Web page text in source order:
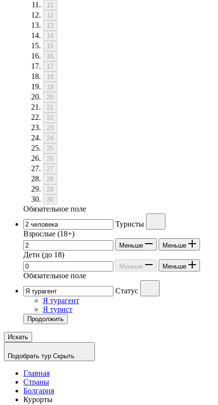
11
12
13
14
15
16
17
18
19
20
21
22
23
24
25
26
27
28
29
30
Обязательное поле
Туристы
Взрослые (18+)
Меньше Меньше
Дети (до 18)
Меньше Меньше
Обязательное поле
Статус
Я турагент
Я турист
Продолжить
Искать
Подобрать тур Скрыть
Главная
Страны
Болгария
Курорты